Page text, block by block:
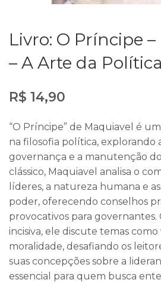
Livro: O Príncipe
– A Arte da
R$ 14,90
“O Príncipe” de Maquiavel é
na filosofia política, explorando
governança e a manutenção
clássico, Maquiavel analisa o
líderes, a natureza humana e
poder, oferecendo conselhos
provocativos para governantes.
incisiva, ele discute temas
moralidade, desafiando os
suas concepções sobre a
essencial para quem busca